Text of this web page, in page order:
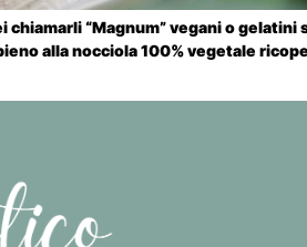
“Magnum” vegani o
alla nocciola 100% vegetale